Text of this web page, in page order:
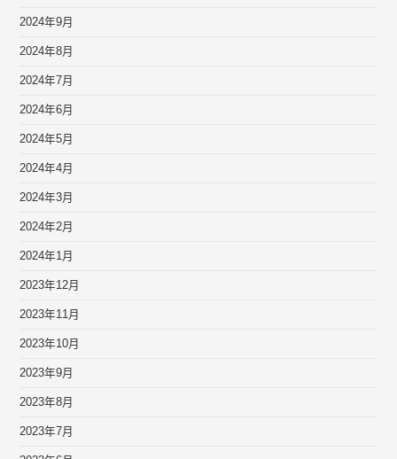
2024年9月
2024年8月
2024年7月
2024年6月
2024年5月
2024年4月
2024年3月
2024年2月
2024年1月
2023年12月
2023年11月
2023年10月
2023年9月
2023年8月
2023年7月